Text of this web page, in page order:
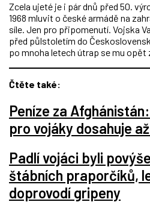
Zcela ujeté je i pár dnů před 50.
1968 mluvit o české armádě na
síle. Jen pro připomenutí. Vojska
před půlstoletím do
po mnoha letech útrap se mu opět
Čtěte také:
Peníze za
pro vojáky dosahuje
Padlí vojáci byli
štábních praporčíků,
doprovodí gripeny